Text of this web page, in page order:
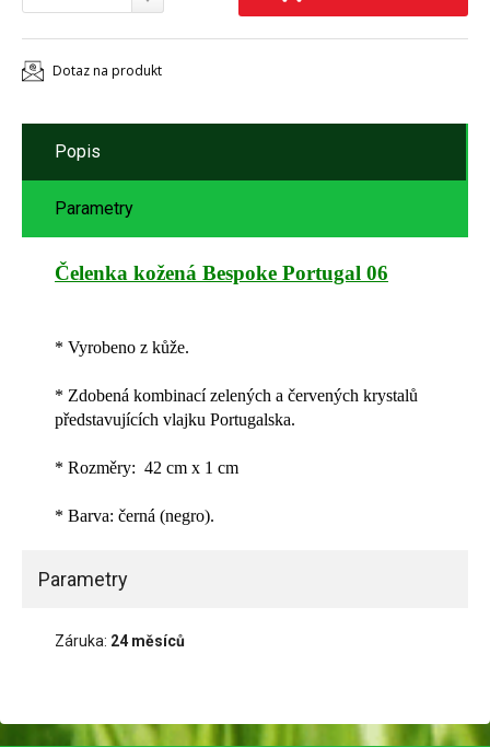
Dotaz na produkt
Popis
Parametry
Čelenka kožená Bespoke Portugal 06
* Vyrobeno z kůže.
* Zdobená kombinací zelených a červených krystalů
představujících vlajku Portugalska.
* Rozměry: 42 cm x 1 cm
* Barva: černá (negro).
Parametry
Záruka: 24 měsíců